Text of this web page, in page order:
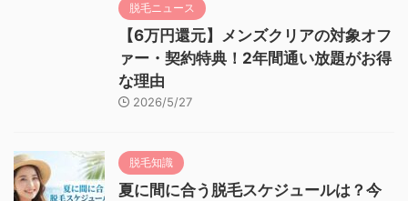
脱毛ニュース
【6万円還元】メンズクリアの対象オフ
ァー・契約特典！2年間通い放題がお得
な理由
2026/5/27
脱毛知識
夏に間に合う脱毛スケジュールは？今